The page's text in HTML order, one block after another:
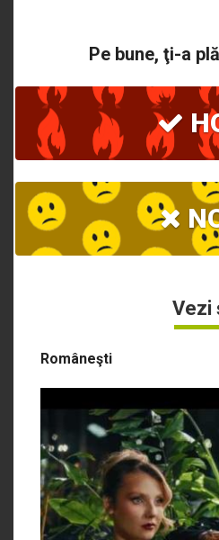
Pe bune, ţi-a
Vezi
Româneşti